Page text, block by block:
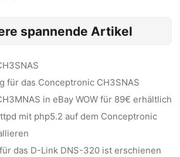
spannende Artikel
für das Conceptronic CH3SNAS
in eBay WOW für 89€ erhältlich
mit php5.2 auf dem Conceptronic
das D-Link DNS-320 ist erschienen